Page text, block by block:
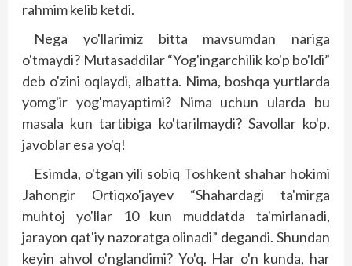
rahmim kelib ketdi.
Nega yo'llarimiz bitta mavsumdan nariga
o'tmaydi? Mutasaddilar “Yog'ingarchilik ko'p bo'ldi”
deb o'zini oqlaydi, albatta. Nima, bosh­­qa yurtlarda
yomg'ir yog'mayaptimi? Nima uchun ularda bu
masala kun tartibiga ko'tarilmaydi? Savollar ko'p,
javoblar esa yo'q!
Esimda, o'tgan yili sobiq Toshkent shahar hokimi
Jahongir Ortiqxo'jayev “Shahardagi ta'mirga
muhtoj yo'llar 10 kun muddatda ta'mirlanadi,
jarayon qat'iy nazoratga olinadi” degandi. Shundan
keyin ahvol o'nglandimi? Yo'q. Har o'n kunda, har